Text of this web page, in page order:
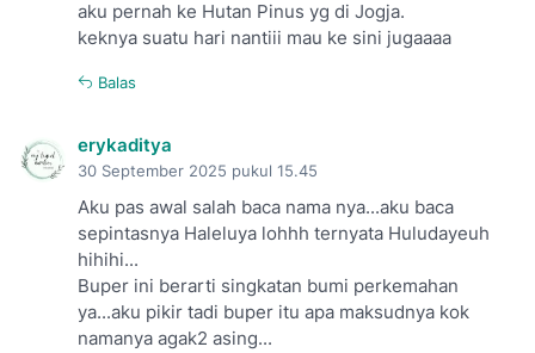
aku pernah ke Hutan Pinus yg di Jogja.
keknya suatu hari nantiii mau ke sini jugaaaa
Balas
erykaditya
30 September 2025 pukul 15.45
Aku pas awal salah baca nama nya...aku baca
sepintasnya Haleluya lohhh ternyata Huludayeuh
hihihi...
Buper ini berarti singkatan bumi perkemahan
ya...aku pikir tadi buper itu apa maksudnya kok
namanya agak2 asing...